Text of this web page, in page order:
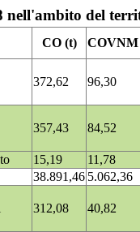
nell'ambito del
CO (t)
COVNM
372,62 96,30
357,43 84,52
15,19
11,78
38.891,46 5.062,36
312,08 40,82